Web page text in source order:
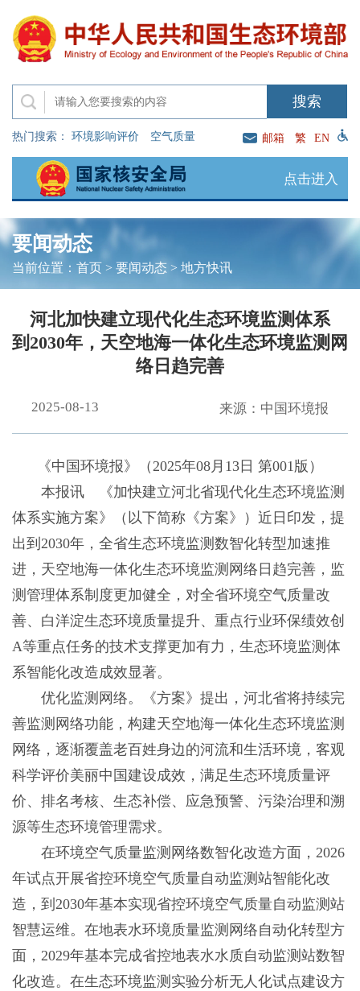
热门搜索： 环境影响评价 空气质量 邮箱 繁 EN
点击进入
要闻动态
当前位置： 首页> 要闻动态 > 地方快讯
河北加快建立现代化生态环境监测体系
到2030年，天空地海一体化生态环境监测网
络日趋完善
2025-08-13 来源：中国环境报
《中国环境报》（2025年08月13日 第001版）
本报讯 《加快建立河北省现代化生态环境监测
体系实施方案》（以下简称《方案》）近日印发，提
出到2030年，全省生态环境监测数智化转型加速推
进，天空地海一体化生态环境监测网络日趋完善，监
测管理体系制度更加健全，对全省环境空气质量改
善、白洋淀生态环境质量提升、重点行业环保绩效创
A等重点任务的技术支撑更加有力，生态环境监测体
系智能化改造成效显著。
优化监测网络。《方案》提出，河北省将持续完
善监测网络功能，构建天空地海一体化生态环境监测
网络，逐渐覆盖老百姓身边的河流和生活环境，客观
科学评价美丽中国建设成效，满足生态环境质量评
价、排名考核、生态补偿、应急预警、污染治理和溯
源等生态环境管理需求。
在环境空气质量监测网络数智化改造方面，2026
年试点开展省控环境空气质量自动监测站智能化改
造，到2030年基本实现省控环境空气质量自动监测站
智慧运维。在地表水环境质量监测网络自动化转型方
面，2029年基本完成省控地表水水质自动监测站数智
化改造。在生态环境监测实验分析无人化试点建设方